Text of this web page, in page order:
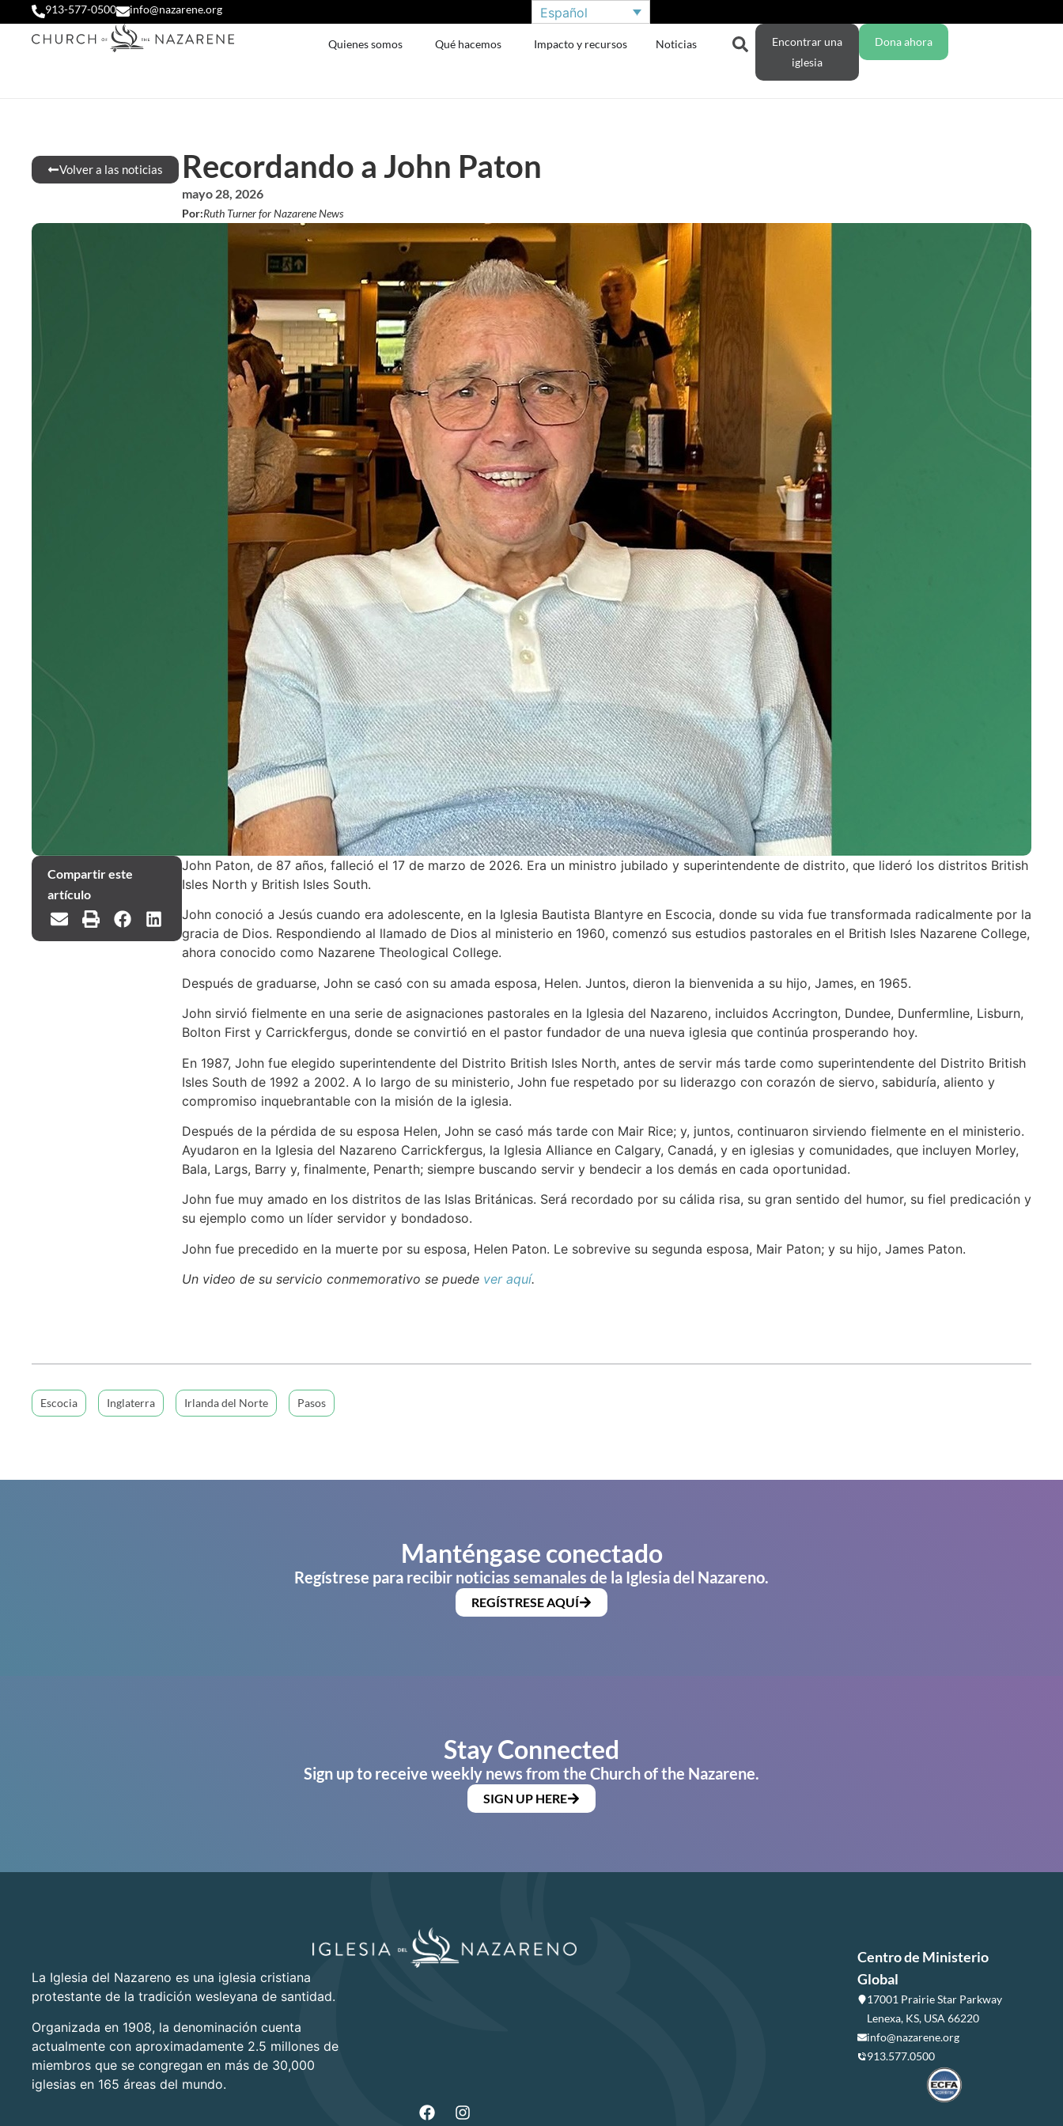
913-577-0500 info@nazarene.org Español
Quienes somos Qué hacemos Impacto y recursos Noticias
Encontrar una
iglesia
Dona ahora
Volver a las noticias Recordando a John Paton
mayo 28, 2026
Por:Ruth Turner for Nazarene News
Compartir este
artículo
John Paton, de 87 años, falleció el 17 de marzo de 2026. Era un ministro jubilado y superintendente de distrito, que lideró los distritos British
Isles North y British Isles South.
John conoció a Jesús cuando era adolescente, en la Iglesia Bautista Blantyre en Escocia, donde su vida fue transformada radicalmente por la
gracia de Dios. Respondiendo al llamado de Dios al ministerio en 1960, comenzó sus estudios pastorales en el British Isles Nazarene College,
ahora conocido como Nazarene Theological College.
Después de graduarse, John se casó con su amada esposa, Helen. Juntos, dieron la bienvenida a su hijo, James, en 1965.
John sirvió fielmente en una serie de asignaciones pastorales en la Iglesia del Nazareno, incluidos Accrington, Dundee, Dunfermline, Lisburn,
Bolton First y Carrickfergus, donde se convirtió en el pastor fundador de una nueva iglesia que continúa prosperando hoy.
En 1987, John fue elegido superintendente del Distrito British Isles North, antes de servir más tarde como superintendente del Distrito British
Isles South de 1992 a 2002. A lo largo de su ministerio, John fue respetado por su liderazgo con corazón de siervo, sabiduría, aliento y
compromiso inquebrantable con la misión de la iglesia.
Después de la pérdida de su esposa Helen, John se casó más tarde con Mair Rice; y, juntos, continuaron sirviendo fielmente en el ministerio.
Ayudaron en la Iglesia del Nazareno Carrickfergus, la Iglesia Alliance en Calgary, Canadá, y en iglesias y comunidades, que incluyen Morley,
Bala, Largs, Barry y, finalmente, Penarth; siempre buscando servir y bendecir a los demás en cada oportunidad.
John fue muy amado en los distritos de las Islas Británicas. Será recordado por su cálida risa, su gran sentido del humor, su fiel predicación y
su ejemplo como un líder servidor y bondadoso.
John fue precedido en la muerte por su esposa, Helen Paton. Le sobrevive su segunda esposa, Mair Paton; y su hijo, James Paton.
Un video de su servicio conmemorativo se puede ver aquí.
Escocia Inglaterra Irlanda del Norte Pasos
Manténgase conectado
Regístrese para recibir noticias semanales de la Iglesia del Nazareno.
REGÍSTRESE AQUÍ
Stay Connected
Sign up to receive weekly news from the Church of the Nazarene.
SIGN UP HERE
La Iglesia del Nazareno es una iglesia cristiana
protestante de la tradición wesleyana de santidad.
Organizada en 1908, la denominación cuenta
actualmente con aproximadamente 2.5 millones de
miembros que se congregan en más de 30,000
iglesias en 165 áreas del mundo.
Centro de Ministerio
Global
17001 Prairie Star Parkway
Lenexa, KS, USA 66220
info@nazarene.org
913.577.0500